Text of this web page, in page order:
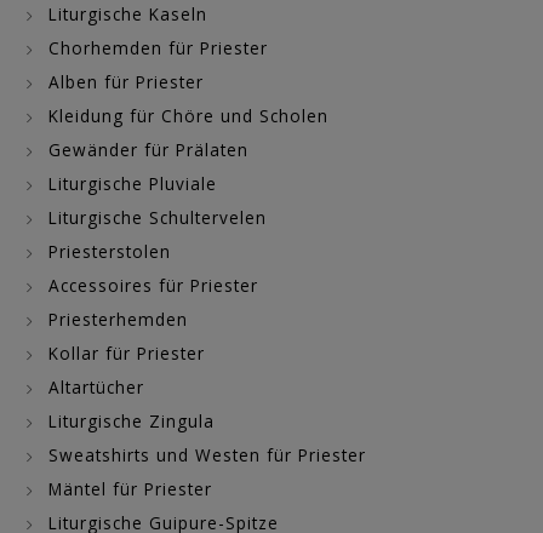
Liturgische Kaseln
Chorhemden für Priester
Alben für Priester
Kleidung für Chöre und Scholen
Gewänder für Prälaten
Liturgische Pluviale
Liturgische Schultervelen
Priesterstolen
Accessoires für Priester
Priesterhemden
Kollar für Priester
Altartücher
Liturgische Zingula
Sweatshirts und Westen für Priester
Mäntel für Priester
Liturgische Guipure-Spitze